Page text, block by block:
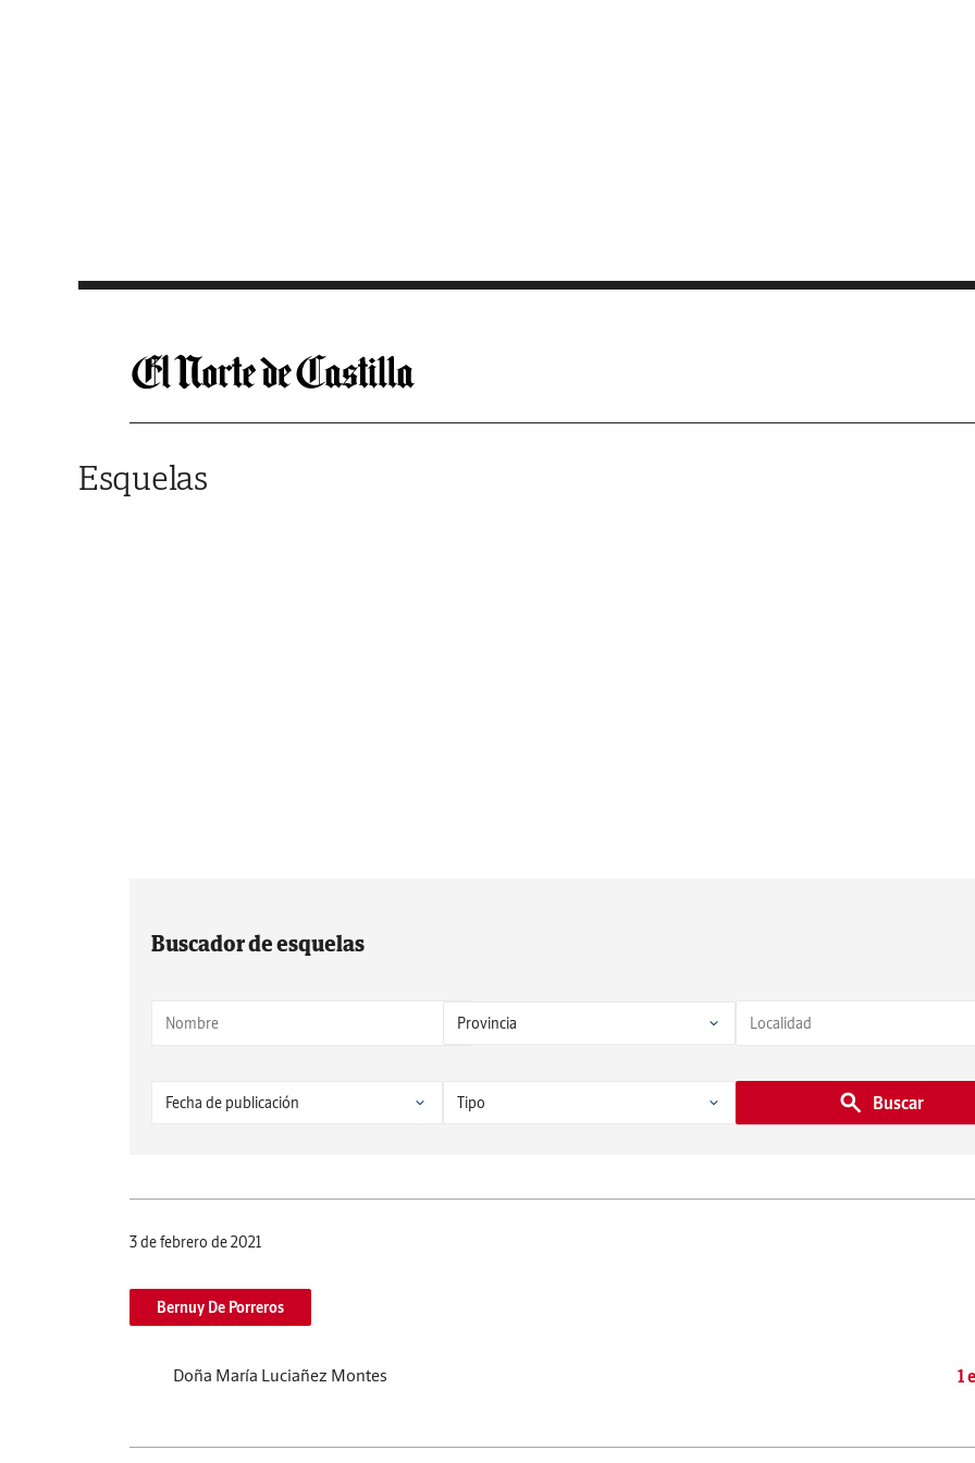
Esquelas
Buscador de esquelas
Buscar
3 de febrero de 2021
Bernuy De Porreros
Doña María Luciañez Montes 1